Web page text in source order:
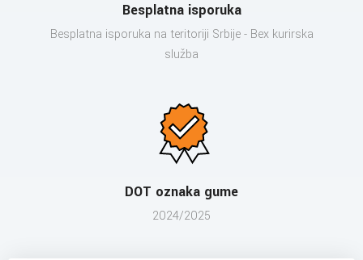
Besplatna isporuka
Besplatna isporuka na teritoriji Srbije - Bex kurirska
služba
DOT oznaka gume
2024/2025